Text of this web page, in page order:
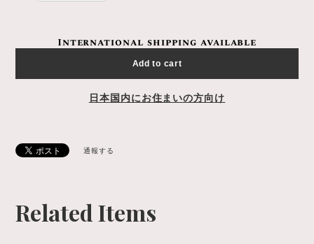
International shipping available
Add to cart
日本国内にお住まいの方向け
通報する
Related Items